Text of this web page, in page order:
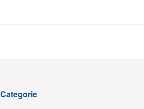
Categorie